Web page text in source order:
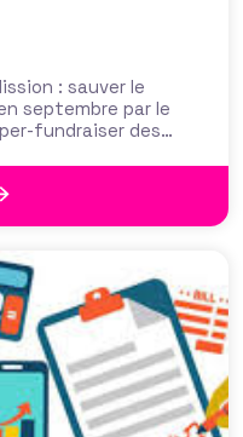
: sauver le
septembre par le
fundraiser des
ne semble pas
9 mois par le